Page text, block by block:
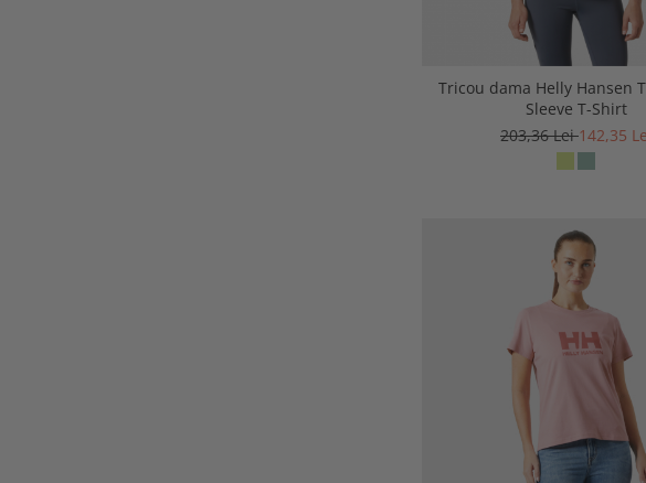
Tricou dama Helly Hansen
Sleeve T-Shirt
203,36 Lei142,35